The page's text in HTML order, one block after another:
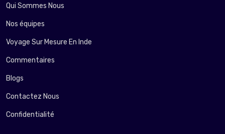
Qui Sommes Nous
Nos équipes
Voyage Sur Mesure En Inde
Commentaires
Blogs
Contactez Nous
Confidentialité